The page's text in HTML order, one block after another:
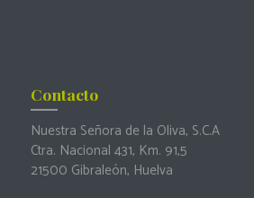
Contacto
Nuestra Señora de la Oliva, S.C.A
Ctra. Nacional 431, Km. 91,5
21500 Gibraleón, Huelva